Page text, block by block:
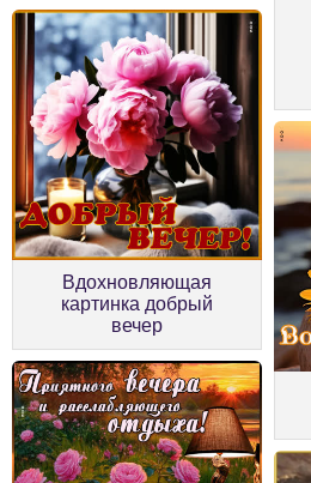
Вдохновляющая
картинка добрый
вечер